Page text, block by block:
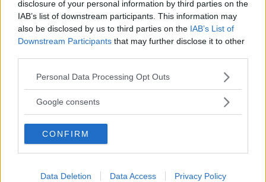
disclosure of your personal information by third parties on the
IAB’s list of downstream participants. This information may
also be disclosed by us to third parties on the IAB’s List of
Downstream Participants that may further disclose it to other
Please note that this website/app uses one or more Google
not limited to your visit or usage behaviour. You may click to
use your data for below specified purposes in below Google
consent section.
Personal Data Processing Opt Outs
Google consents
CONFIRM
Data Deletion Data Access Privacy Policy
Det är dags att våga upptäcka Saab Sonett!
Gasa (6)
Turbo 1979–1993
KÖPGUIDE 1 juli 2015 Med en Saab 900 Turbo i garaget har du
en epok i Saabs historia. En stolt representant för den
svenska nationens lätt uppblåsta självbild från en tid då vi
var bäst, störst och vackrast. Men håll koll på
bärarmsinfästningarna.